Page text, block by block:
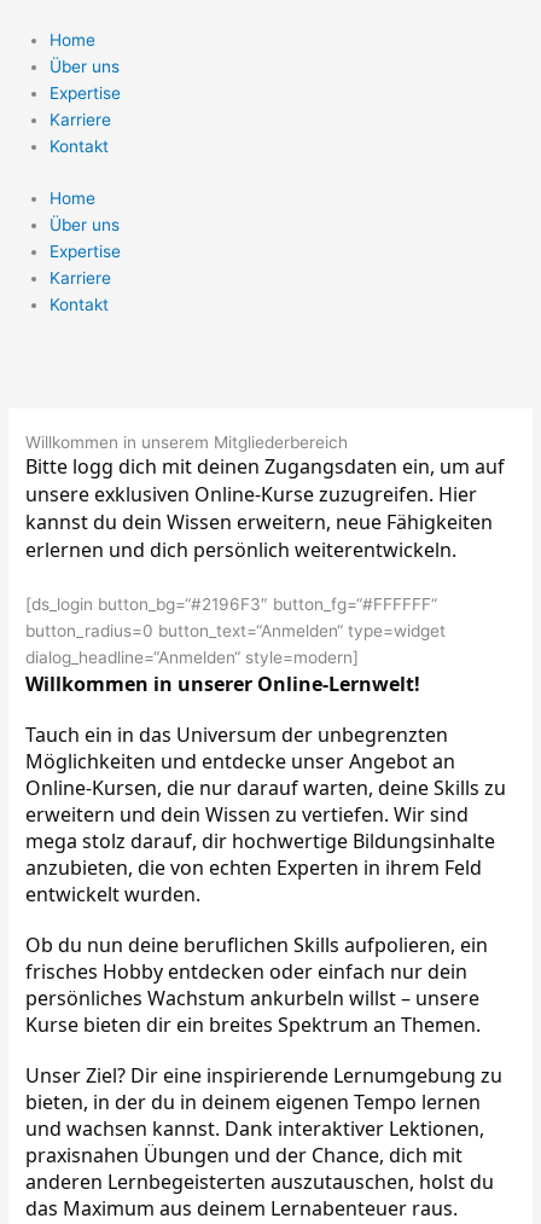
Inhalt
springen
Home
Über uns
Expertise
Karriere
Kontakt
Home
Über uns
Expertise
Karriere
Kontakt
Willkommen in unserem Mitgliederbereich
Bitte logg dich mit deinen Zugangsdaten ein, um auf
unsere exklusiven Online-Kurse zuzugreifen. Hier
kannst du dein Wissen erweitern, neue Fähigkeiten
erlernen und dich persönlich weiterentwickeln.
[ds_login button_bg=“#2196F3″ button_fg=“#FFFFFF“
button_radius=0 button_text=“Anmelden“ type=widget
dialog_headline=“Anmelden“ style=modern]
Willkommen in unserer Online-Lernwelt!
Tauch ein in das Universum der unbegrenzten
Möglichkeiten und entdecke unser Angebot an
Online-Kursen, die nur darauf warten, deine Skills zu
erweitern und dein Wissen zu vertiefen. Wir sind
mega stolz darauf, dir hochwertige Bildungsinhalte
anzubieten, die von echten Experten in ihrem Feld
entwickelt wurden.
Ob du nun deine beruflichen Skills aufpolieren, ein
frisches Hobby entdecken oder einfach nur dein
persönliches Wachstum ankurbeln willst – unsere
Kurse bieten dir ein breites Spektrum an Themen.
Unser Ziel? Dir eine inspirierende Lernumgebung zu
bieten, in der du in deinem eigenen Tempo lernen
und wachsen kannst. Dank interaktiver Lektionen,
praxisnahen Übungen und der Chance, dich mit
anderen Lernbegeisterten auszutauschen, holst du
das Maximum aus deinem Lernabenteuer raus.